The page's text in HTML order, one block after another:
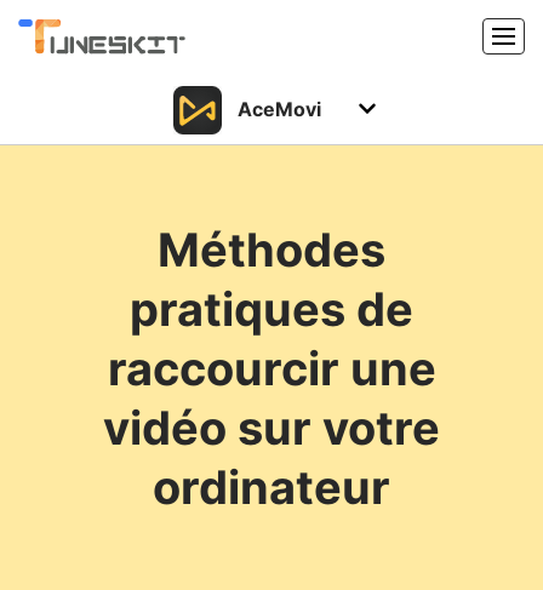
Produits
Support
Centre de téléchargement
AceMovi
Support
Ressources
Méthodes
pratiques de
raccourcir une
vidéo sur votre
ordinateur